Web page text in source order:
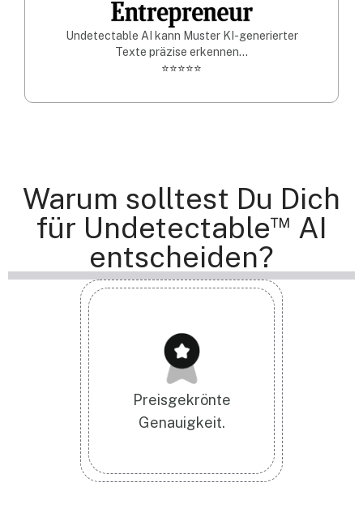
Undetectable AI kann Muster KI-generierter
Texte präzise erkennen...
⭐⭐⭐⭐⭐
Warum solltest Du Dich
für Undetectable™ AI
entscheiden?
Preisgekrönte
Genauigkeit.